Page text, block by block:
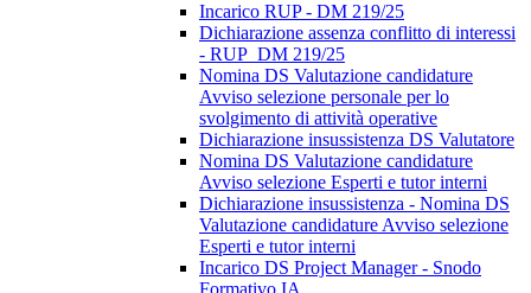
Incarico RUP - DM 219/25
Dichiarazione assenza conflitto di interessi
- RUP_DM 219/25
Nomina DS Valutazione candidature
Avviso selezione personale per lo
svolgimento di attività operative
Dichiarazione insussistenza DS Valutatore
Nomina DS Valutazione candidature
Avviso selezione Esperti e tutor interni
Dichiarazione insussistenza - Nomina DS
Valutazione candidature Avviso selezione
Esperti e tutor interni
Incarico DS Project Manager - Snodo